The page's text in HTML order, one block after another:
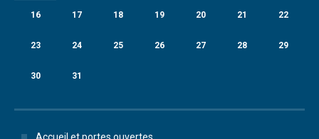
16 17 18 19 20 21 22
23 24 25 26 27 28 29
30 31